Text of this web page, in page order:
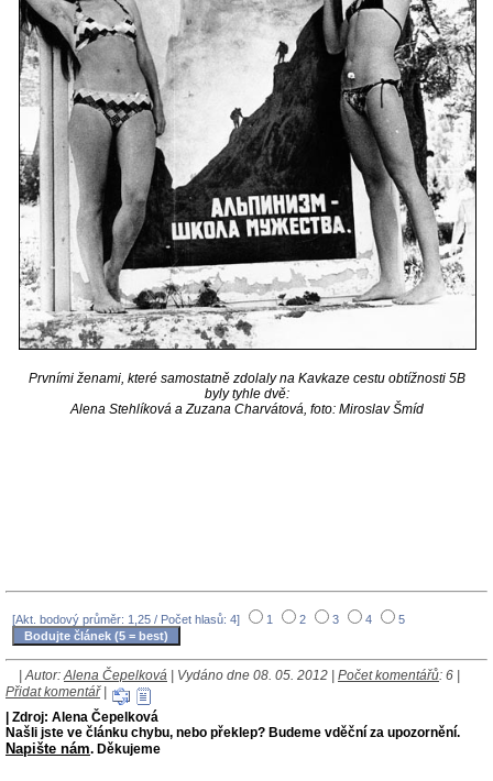
Prvními ženami, které samostatně zdolaly na Kavkaze cestu obtížnosti 5B
byly tyhle dvě:
Alena Stehlíková a Zuzana Charvátová, foto: Miroslav Šmíd
[Akt. bodový průměr: 1,25 / Počet hlasů: 4] 1 2 3 4 5
| Autor: Alena Čepelková | Vydáno dne 08. 05. 2012 | Počet komentářů: 6 |
Přidat komentář|
| Zdroj: Alena Čepelková
Našli jste ve článku chybu, nebo překlep? Budeme vděční za upozornění.
Napište nám. Děkujeme